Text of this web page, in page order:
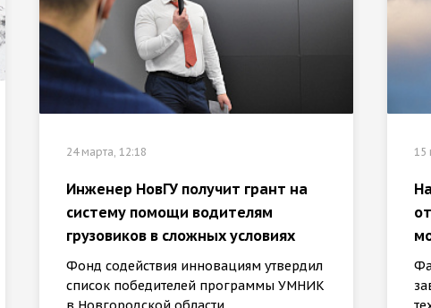
24 марта, 12:18
Инженер НовГУ получит грант на
систему помощи водителям
грузовиков в сложных условиях
Фонд содействия инновациям утвердил
список победителей программы УМНИК
15